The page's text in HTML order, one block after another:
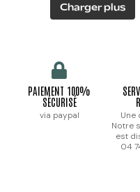
Charger plus
PAIEMENT 100%
SÉCURISÉ
via paypal
Une
Notre
est
04